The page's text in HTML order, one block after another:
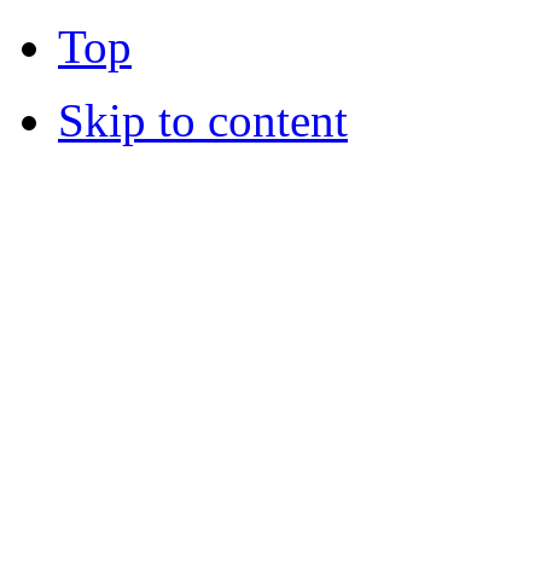
Top
Skip to content